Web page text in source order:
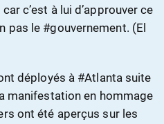
c’est à lui d’approuver ce
pas le #gouvernement. (El
déployés à #Atlanta suite
manifestation en hommage
ont été aperçus sur les